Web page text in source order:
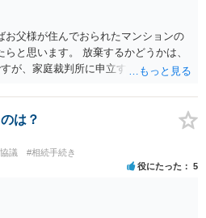
お父様が住んでおられたマンションの
と思います。 放棄するかどうかは、
が、家庭裁判所に申立すれば3カ月の
できます。 銀行やサラ金が数年も放置
年後に借金が発見される可能性はほぼ
相続放棄を検討していた案件で、期間
に対する過払金など相当な財産が見
がありました。
は？
議 #相続手続き
役にたった 5